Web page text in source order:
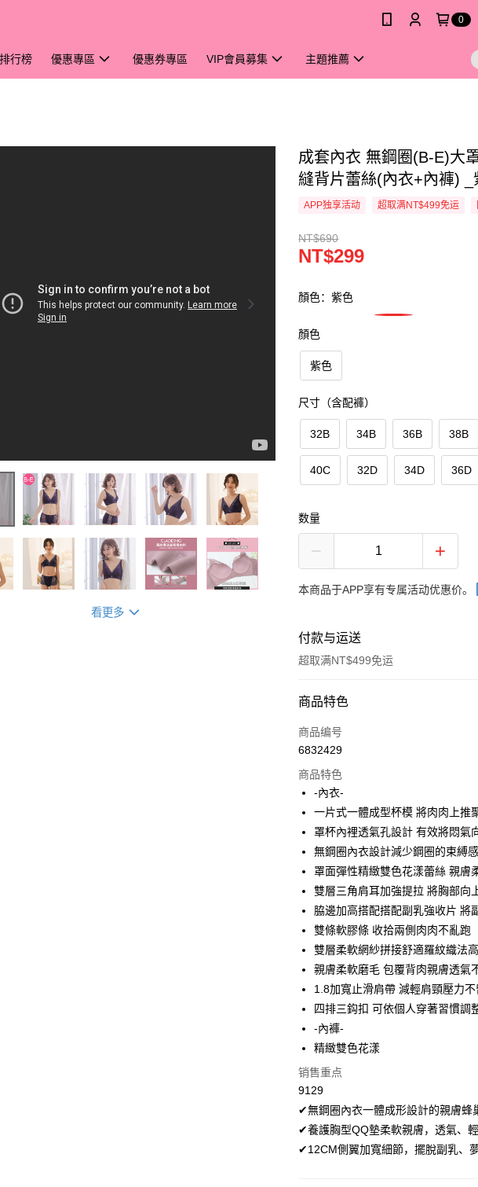
0
行榜 優惠專區 優惠券專區 VIP會員募集 主題推薦
看更多
成套內衣 無鋼圈(B-E)大
縫背片蕾絲(內衣+內褲) _
APP独享活动 超取满NT$499免运
NT$690
NT$299
顏色：紫色
顏色
紫色
尺寸（含配褲）
32B 34B 36B 38B
40C 32D 34D 36D
数量
本商品于APP享有专属活动优惠价。
付款与运送
超取满NT$499免运
付款方式
信用卡一次付款
LINE Pay
Apple Pay
街口支付
悠遊付
Plus PAY
大哥付你分期
相关说明
【大哥付你分期使用说明】
1. 本服务由台湾大哥大提供，电信用户
人月租型门号，不开放公司户及预付卡使
2. 付款方式选择 “大哥付你分期”，订单成
流程，验证手机门号后，选择欲分期的
3. 实际核准额度、可分期数及费用金额请
4. 订单成立30分钟内，如未前往确认交
消。如遇 “转专审核”未通过状况，表示未
容。
【缴款方式说明】
1. 分期款项不并入电信账单，“大哥付你
短信。
2. 通过短信链接打开账单后，可选择 “超
AFTEE先享后付
相关说明
一、關於 AFTEE先享後付
1. 於付款方式選擇AFTEE先享後付，將
窗。
2. 進行簡訊驗證之後，即可完成結帳手續
3. 訂單確認後不需事先繳費，商品會配送
AFTEE APP推播通知。
5. 收到商品當下無需繳費，確認無誤後，
APP於四大便利商店‧ATM/網銀等方式
請留意繳費期限為 14 天。唯有下載
Hami Point
相关说明
信会员账号后，即可在购物车使用 Hami
元）。
ATM付款
运送方式
商品特色
商品编号
6832429
商品特色
-內衣-
一片式一體成型杯模 將肉肉上推
罩杯內裡透氣孔設計 有效將悶氣
無鋼圈內衣設計減少鋼圈的束縛
罩面彈性精緻雙色花漾蕾絲 親膚
雙層三角肩耳加強提拉 將胸部向
脇邊加高搭配搭配副乳強收片 將
雙條軟膠條 收拾兩側肉肉不亂跑
雙層柔軟網紗拼接舒適羅紋織法
親膚柔軟磨毛 包覆背肉親膚透氣
1.8加寬止滑肩帶 減輕肩頸壓力
四排三鈎扣 可依個人穿著習慣調
-內褲-
精緻雙色花漾
销售重点
9129
✔無鋼圈內衣一體成形設計的親膚蜂
✔養護胸型QQ墊柔軟親膚，透氣、
✔12CM側翼加寬細節，擺脫副乳、